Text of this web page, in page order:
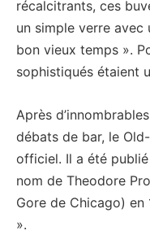
récalcitrants, ces
un simple verre
bon vieux temps ».
sophistiqués étaient
Après
débats de bar, le
officiel. Il a été
nom de Theodore
Gore de Chicago) en
».